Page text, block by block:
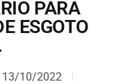
PARA
ESGOTO
13/10/2022